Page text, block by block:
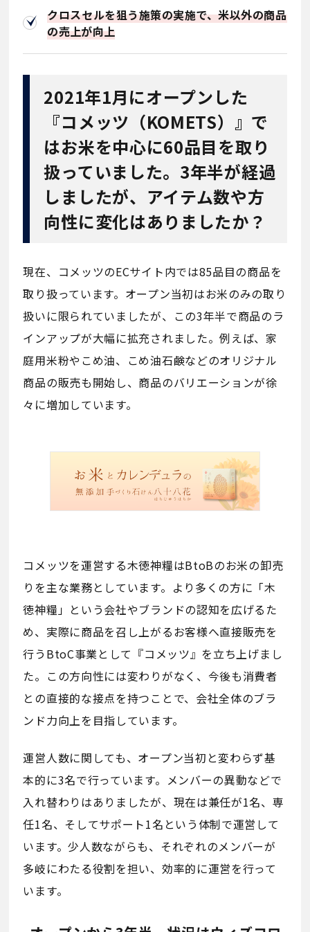
クロスセルを狙う施策の実施で、米以外の商品
の売上が向上
2021年1月にオープンした
『コメッツ（KOMETS）』で
はお米を中心に60品目を取り
扱っていました。3年半が経過
しましたが、アイテム数や方
向性に変化はありましたか？
現在、コメッツのECサイト内では85品目の商品を
取り扱っています。オープン当初はお米のみの取り
扱いに限られていましたが、この3年半で商品のラ
インアップが大幅に拡充されました。例えば、家
庭用米粉やこめ油、こめ油石鹸などのオリジナル
商品の販売も開始し、商品のバリエーションが徐
々に増加しています。
コメッツを運営する木徳神糧はBtoBのお米の卸売
りを主な業務としています。より多くの方に「木
徳神糧」という会社やブランドの認知を広げるた
め、実際に商品を召し上がるお客様へ直接販売を
行うBtoC事業として『コメッツ』を立ち上げまし
た。この方向性には変わりがなく、今後も消費者
との直接的な接点を持つことで、会社全体のブラ
ンド力向上を目指しています。
運営人数に関しても、オープン当初と変わらず基
本的に3名で行っています。メンバーの異動などで
入れ替わりはありましたが、現在は兼任が1名、専
任1名、そしてサポート1名という体制で運営して
います。少人数ながらも、それぞれのメンバーが
多岐にわたる役割を担い、効率的に運営を行って
います。